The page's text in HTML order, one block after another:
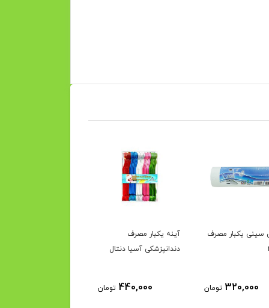
سینی یکبار مصرف
320,000 تومان
آینه یکبار مصرف
دندانپزشکی آسیا دنتال
440,000 تومان